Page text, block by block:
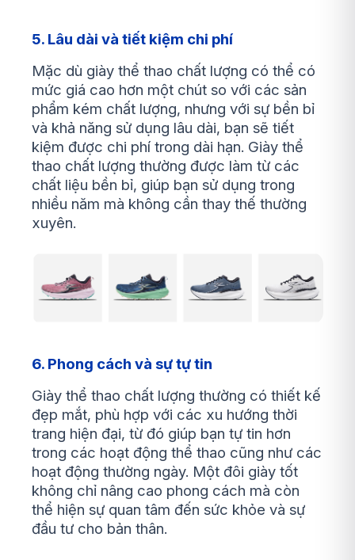
5. Lâu dài và tiết kiệm chi phí
Mặc dù giày thể thao chất lượng có thể có
mức giá cao hơn một chút so với các sản
phẩm kém chất lượng, nhưng với sự bền bỉ
và khả năng sử dụng lâu dài, bạn sẽ tiết
kiệm được chi phí trong dài hạn. Giày thể
thao chất lượng thường được làm từ các
chất liệu bền bỉ, giúp bạn sử dụng trong
nhiều năm mà không cần thay thế thường
xuyên.
6. Phong cách và sự tự tin
Giày thể thao chất lượng thường có thiết kế
đẹp mắt, phù hợp với các xu hướng thời
trang hiện đại, từ đó giúp bạn tự tin hơn
trong các hoạt động thể thao cũng như các
hoạt động thường ngày. Một đôi giày tốt
không chỉ nâng cao phong cách mà còn
thể hiện sự quan tâm đến sức khỏe và sự
đầu tư cho bản thân.